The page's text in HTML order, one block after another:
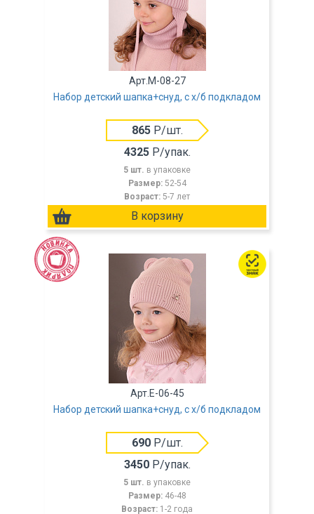
Арт.M-08-27
Набор детский шапка+снуд, с х/б подкладом
865Р/шт.
4325Р/упак.
5 шт. в упаковке
Размер: 52-54
Возраст: 5-7 лет
Арт.E-06-45
Набор детский шапка+снуд, с х/б подкладом
690Р/шт.
3450Р/упак.
5 шт. в упаковке
Размер: 46-48
Возраст: 1-2 года